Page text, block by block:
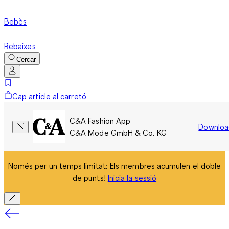
Bebès
Rebaixes
Cercar
Cap article al carretó
C&A Fashion App
C&A Mode GmbH & Co. KG
Només per un temps limitat: Els membres acumulen el doble
de punts! Inicia la sessió